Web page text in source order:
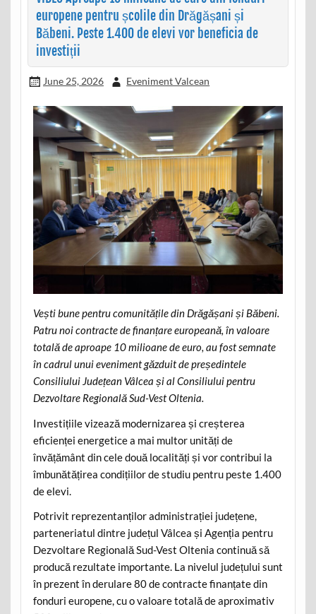
europene pentru școlile din Drăgășani și
Băbeni. Peste 1.400 de elevi vor beneficia de
investiții
June 25, 2026 Eveniment Valcean
Vești bune pentru comunitățile din Drăgășani și Băbeni.
Patru noi contracte de finanțare europeană, în valoare
totală de aproape 10 milioane de euro, au fost semnate
în cadrul unui eveniment găzduit de președintele
Consiliului Județean Vâlcea și al Consiliului pentru
Dezvoltare Regională Sud-Vest Oltenia.
Investițiile vizează modernizarea și creșterea
eficienței energetice a mai multor unități de
învățământ din cele două localități și vor contribui la
îmbunătățirea condițiilor de studiu pentru peste 1.400
de elevi.
Potrivit reprezentanților administrației județene,
parteneriatul dintre județul Vâlcea și Agenția pentru
Dezvoltare Regională Sud-Vest Oltenia continuă să
producă rezultate importante. La nivelul județului sunt
în prezent în derulare 80 de contracte finanțate din
fonduri europene, cu o valoare totală de aproximativ